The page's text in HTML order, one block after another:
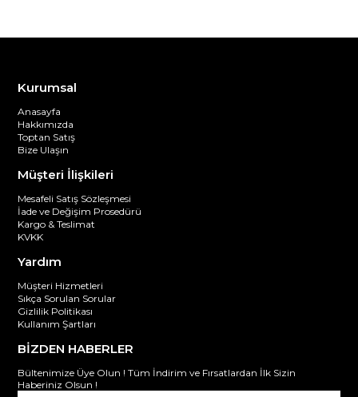
Kurumsal
Anasayfa
Hakkımızda
Toptan Satış
Bize Ulaşın
Müşteri İlişkileri
Mesafeli Satış Sözleşmesi
İade ve Değişim Prosedürü
Kargo & Teslimat
KVKK
Yardım
Müşteri Hizmetleri
Sıkça Sorulan Sorular
Gizlilik Politikası
Kullanım Şartları
BİZDEN HABERLER
Bültenimize Üye Olun ! Tüm İndirim ve Fırsatlardan İlk Sizin
Haberiniz Olsun !